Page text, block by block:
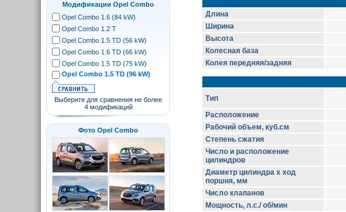
Длина
Ширина
Высота
Колесная база
Колея передняя/задняя
Тип
Расположение
Рабочий объем, куб.см
Степень сжатия
Число и расположение
цилиндров
Диаметр цилиндра х ход
поршня, мм
Число клапанов
Мощность, л.с./ об/мин
Модификации Opel Combo
Opel Combo 1.6 (84 kW)
Opel Combo 1.2 T
Opel Combo 1.5 TD (56 kW)
Opel Combo 1.6 TD (66 kW)
Opel Combo 1.5 TD (75 kW)
Opel Combo 1.5 TD (96 kW)
Выберите для сравнения не более
4 модификаций
Фото Opel Combo